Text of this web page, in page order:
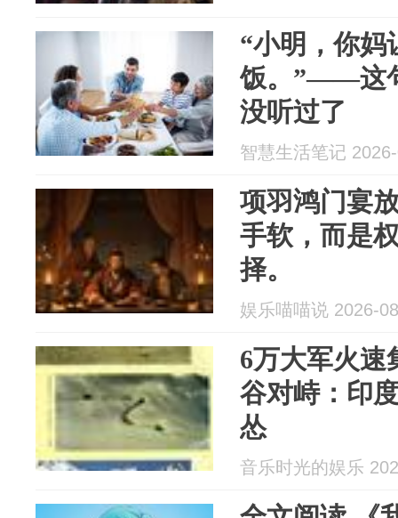
“小明，你妈
饭。”——这
没听过了
智慧生活笔记
项羽鸿门宴
手软，而是
择。
娱乐喵喵说 2026-
6万大军火速
谷对峙：印
怂
音乐时光的娱乐